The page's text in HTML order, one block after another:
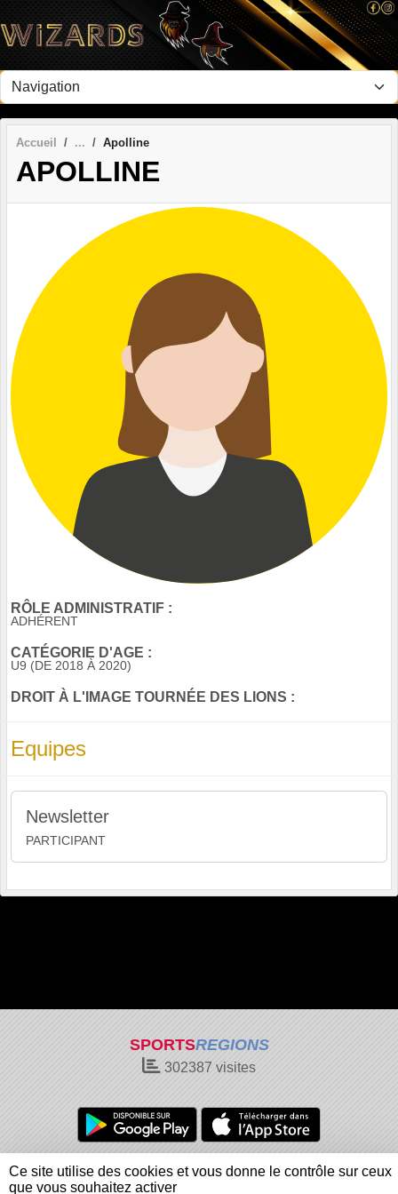
Accueil Apolline
APOLLINE
RÔLE ADMINISTRATIF :
ADHÉRENT
CATÉGORIE D'AGE :
U9 (DE 2018 À 2020)
DROIT À L'IMAGE TOURNÉE DES LIONS :
Equipes
Newsletter
PARTICIPANT
SPORTSREGIONS
302387 visites
Charte cookies
Gestion des cookies
Informations légales
Signaler un contenu inapproprié
Panneau de gestion des cookies
Ce site utilise des cookies et vous donne le contrôle sur ceux
que vous souhaitez activer